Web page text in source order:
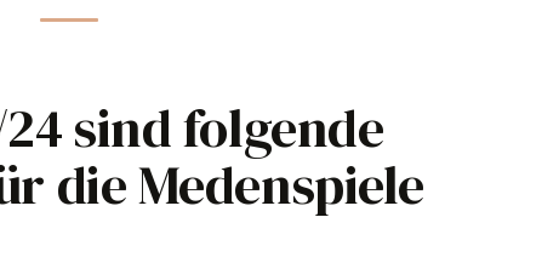
sind folgende
die Medenspiele